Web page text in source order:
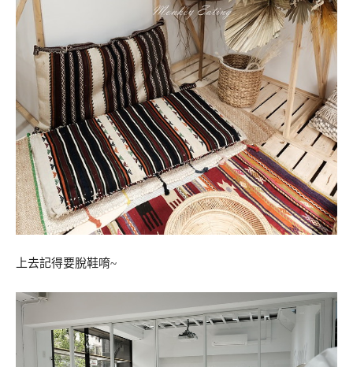
上去記得要脫鞋唷~